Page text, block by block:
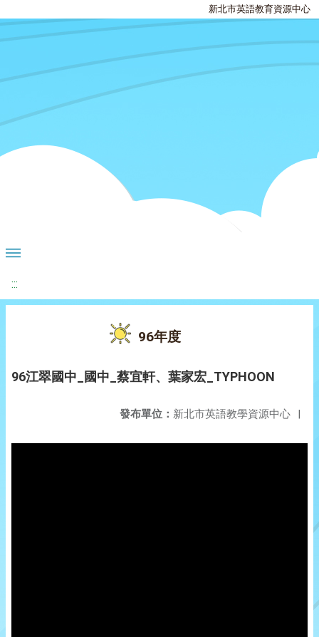
新北市英語教育資源中心
:::
96年度
96江翠國中_國中_蔡宜軒、葉家宏_TYPHOON
發布單位： 新北市英語教學資源中心 |